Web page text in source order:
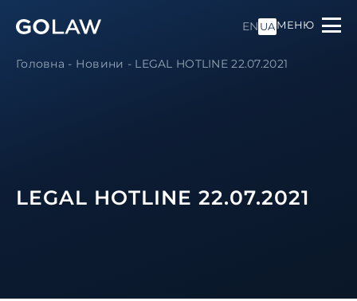
EN UAМЕНЮ
Головна - Новини - LEGAL HOTLINE 22.07.2021
LEGAL HOTLINE 22.07.2021